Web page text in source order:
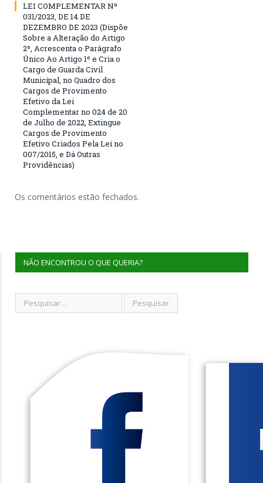
LEI COMPLEMENTAR Nº
031/2023, DE 14 DE
DEZEMBRO DE 2023 (Dispõe
Sobre a Alteração do Artigo
2º, Acrescenta o Parágrafo
Único Ao Artigo 1º e Cria o
Cargo de Guarda Civil
Municipal, no Quadro dos
Cargos de Provimento
Efetivo da Lei
Complementar no 024 de 20
de Julho de 2022, Extingue
Cargos de Provimento
Efetivo Criados Pela Lei no
007/2015, e Dá Outras
Providências)
Os comentários estão fechados.
NÃO ENCONTROU O QUE QUERIA?